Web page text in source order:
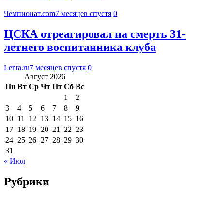
Чемпионат.com7 месяцев спустя 0
ЦСКА отреагировал на смерть 31-
летнего воспитанника клуба
Lenta.ru7 месяцев спустя 0
Август 2026
Пн Вт Ср Чт Пт Сб Вс
1
2
3
4 5 6 7 8
9
10 11 12 13 14 15 16
17 18 19 20 21 22 23
24 25 26 27 28 29 30
31
« Июл
Рубрики